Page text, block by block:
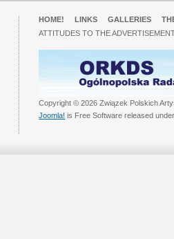
HOME! LINKS GALLERIES
ATTITUDES TO THE
Copyright © 2026 Związek Polskich
Joomla! is Free Software released